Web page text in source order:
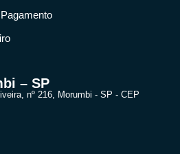
– SP
nº 216, Morumbi - SP - CEP